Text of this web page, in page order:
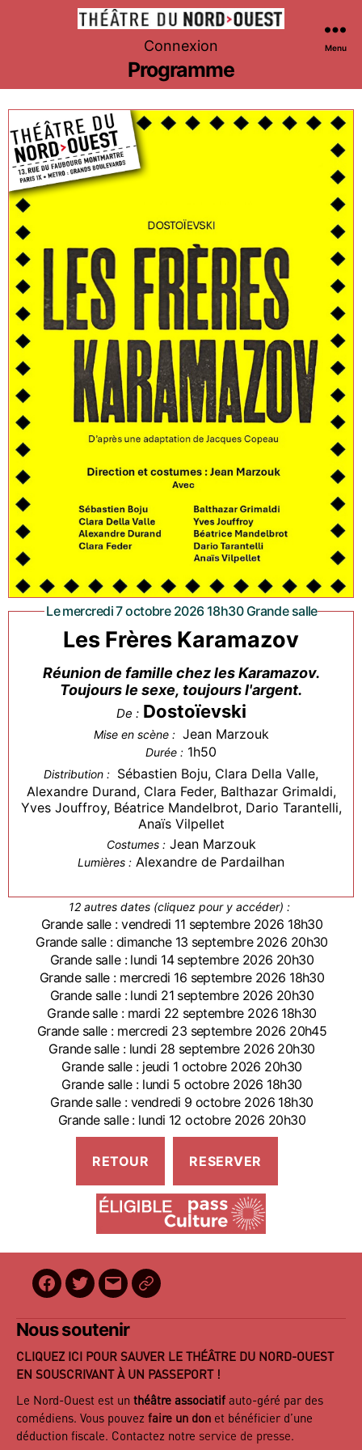
Théâtre
du
Nord-
Ouest
Connexion Menu
Programme
Le mercredi 7 octobre 2026 18h30 Grande salle
Les Frères Karamazov
Réunion de famille chez les Karamazov.
Toujours le sexe, toujours l'argent.
De : Dostoïevski
Mise en scène : Jean Marzouk
Durée : 1h50
Distribution : Sébastien Boju, Clara Della Valle,
Alexandre Durand, Clara Feder, Balthazar Grimaldi,
Yves Jouffroy, Béatrice Mandelbrot, Dario Tarantelli,
Anaïs Vilpellet
Costumes : Jean Marzouk
Lumières : Alexandre de Pardailhan
12 autres dates (cliquez pour y accéder) :
Grande salle : vendredi 11 septembre 2026 18h30
Grande salle : dimanche 13 septembre 2026 20h30
Grande salle : lundi 14 septembre 2026 20h30
Grande salle : mercredi 16 septembre 2026 18h30
Grande salle : lundi 21 septembre 2026 20h30
Grande salle : mardi 22 septembre 2026 18h30
Grande salle : mercredi 23 septembre 2026 20h45
Grande salle : lundi 28 septembre 2026 20h30
Grande salle : jeudi 1 octobre 2026 20h30
Grande salle : lundi 5 octobre 2026 18h30
Grande salle : vendredi 9 octobre 2026 18h30
Grande salle : lundi 12 octobre 2026 20h30
Facebook
Twitter
E-
mail
BilletReduc
Nous soutenir
CLIQUEZ ICI POUR SAUVER LE THÉÂTRE DU NORD-OUEST
EN SOUSCRIVANT À UN PASSEPORT !
Le Nord-Ouest est un théâtre associatif auto-géré par des
comédiens. Vous pouvez faire un don et bénéficier d’une
déduction fiscale. Contactez notre service de presse.